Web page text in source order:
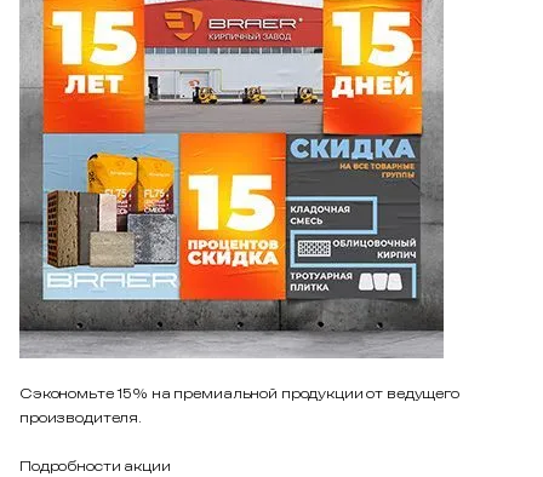
Сэкономьте 15% на премиальной продукции от ведущего
производителя.
Подробности акции